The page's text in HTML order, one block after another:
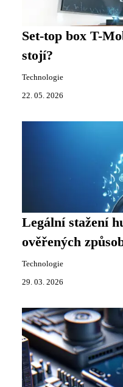
Set-top box T-
stojí?
Technologie
22. 05. 2026
Legální stažení
ověřených
Technologie
29. 03. 2026